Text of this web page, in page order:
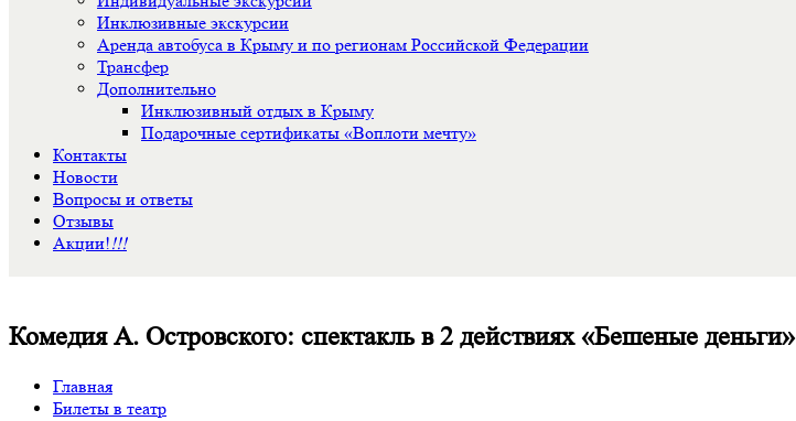
Инклюзивные экскурсии
Аренда автобуса в Крыму и по регионам Российской Федерации
Трансфер
Дополнительно
Инклюзивный отдых в Крыму
Подарочные сертификаты «Воплоти мечту»
Контакты
Новости
Вопросы и ответы
Отзывы
Акции!!!!
Комедия А. Островского: спектакль в 2 действиях «Бешеные деньги»
Главная
Билеты в театр